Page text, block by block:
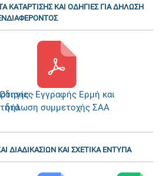
ΚΑΤΑΡΤΙΣΗΣ ΚΑΙ ΟΔΗΓΙΕΣ ΓΙΑ ΔΗΛΩΣΗ
-
Οδηγίες Εγγραφής Ερμή και
δήλωση συμμετοχής ΣΑΑ
ΔΙΑΔΙΚΑΣΙΩΝ ΚΑΙ ΣΧΕΤΙΚΑ ΕΝΤΥΠΑ